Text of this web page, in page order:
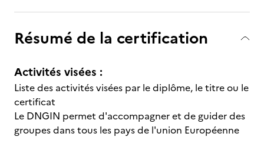
Résumé de la certification
Activités visées :
Liste des activités visées par le diplôme, le titre ou le
certificat
Le DNGIN permet d'accompagner et de guider des
groupes dans tous les pays de l'union Européenne